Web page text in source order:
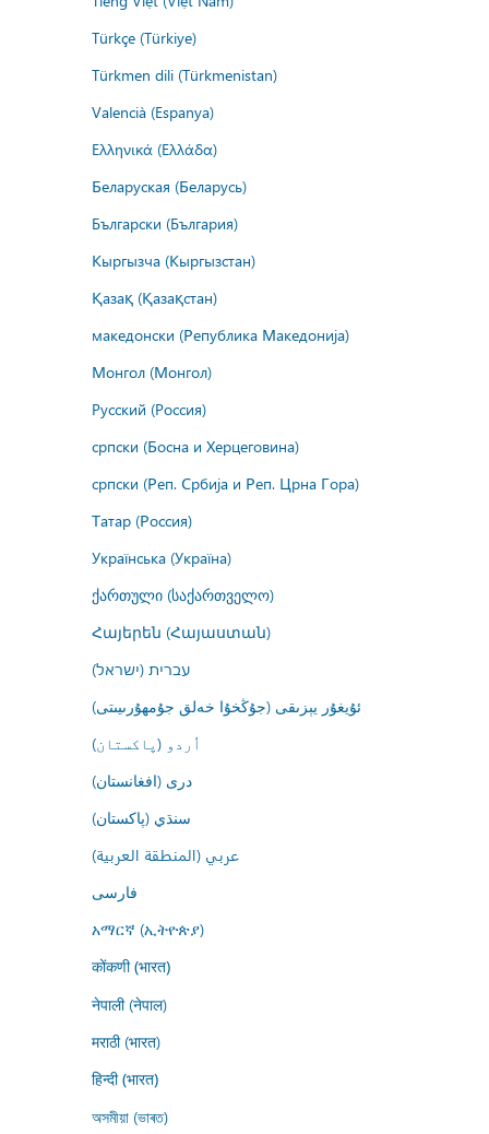
Türkçe (Türkiye)
Türkmen dili (Türkmenistan)
Valencià (Espanya)
Ελληνικά (Ελλάδα)
Беларуская (Беларусь)
Български (България)
Кыргызча (Кыргызстан)
Қазақ (Қазақстан)
македонски (Република Македонија)
Монгол (Монгол)
Русский (Россия)
српски (Босна и Херцеговина)
српски (Реп. Србија и Реп. Црна Гора)
Татар (Россия)
Українська (Україна)
ქართული (საქართველო)
Հայերեն (Հայաստան)
עברית (ישראל)
ئۇيغۇر يېزىقى (جۇڭخۇا خەلق جۇمھۇرىيىتى)
اُردو (پاکستان)
درى (افغانستان)
سنڌي (پاکستان)
عربي (المنطقة العربية)
فارسى
አማርኛ (ኢትዮጵያ)
कोंकणी (भारत)
नेपाली (नेपाल)
मराठी (भारत)
हिन्दी (भारत)
অসমীয়া (ভাৰত)